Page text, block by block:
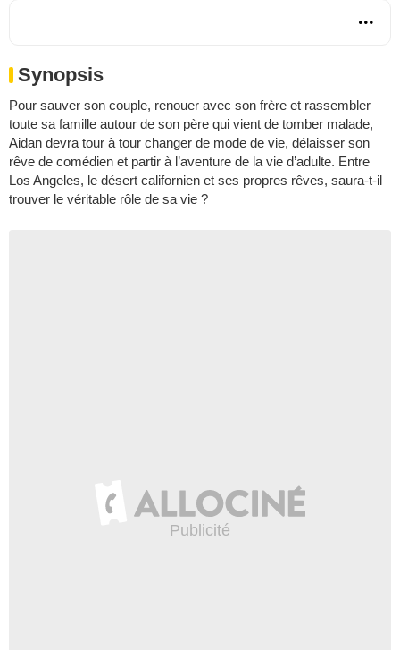
Synopsis
Pour sauver son couple, renouer avec son frère et rassembler
toute sa famille autour de son père qui vient de tomber malade,
Aidan devra tour à tour changer de mode de vie, délaisser son
rêve de comédien et partir à l’aventure de la vie d’adulte. Entre
Los Angeles, le désert californien et ses propres rêves, saura-t-il
trouver le véritable rôle de sa vie ?